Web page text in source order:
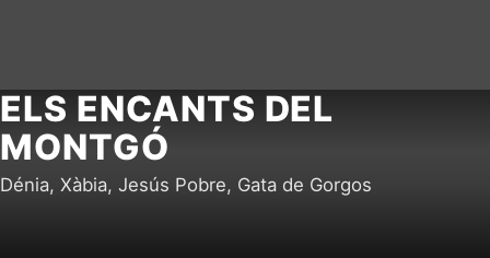
ELS ENCANTS DEL
MONTGÓ
Dénia, Xàbia, Jesús Pobre, Gata de Gorgos